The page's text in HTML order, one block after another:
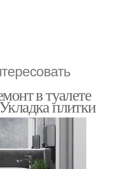
в туалете
плитки